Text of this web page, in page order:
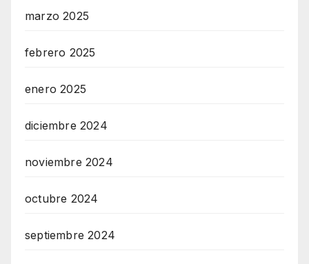
marzo 2025
febrero 2025
enero 2025
diciembre 2024
noviembre 2024
octubre 2024
septiembre 2024